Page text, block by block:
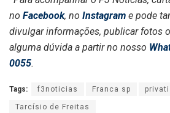
no Facebook, no Instagram e pode
divulgar informações, publicar fotos
alguma dúvida a partir no nosso
0055.
Tags: f3noticias Franca sp
Tarcísio de Freitas